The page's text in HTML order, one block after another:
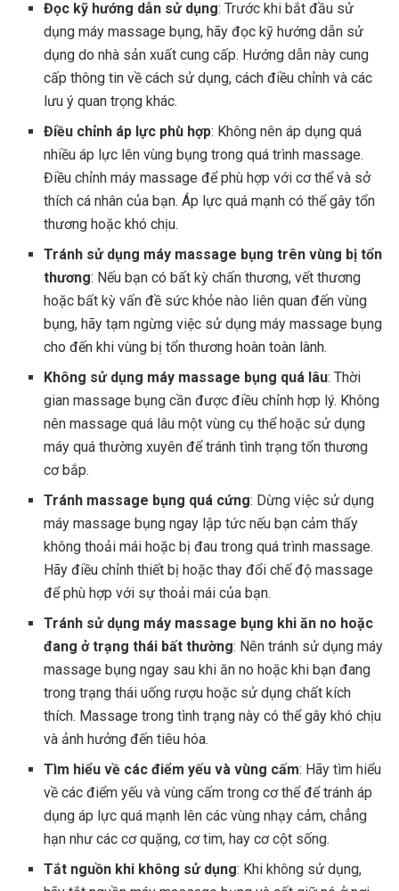
Đọc kỹ hướng dẫn sử dụng: Trước khi bắt đầu sử
dụng máy massage bụng, hãy đọc kỹ hướng dẫn sử
dụng do nhà sản xuất cung cấp. Hướng dẫn này cung
cấp thông tin về cách sử dụng, cách điều chỉnh và các
lưu ý quan trọng khác.
Điều chỉnh áp lực phù hợp: Không nên áp dụng quá
nhiều áp lực lên vùng bụng trong quá trình massage.
Điều chỉnh máy massage để phù hợp với cơ thể và sở
thích cá nhân của bạn. Áp lực quá mạnh có thể gây tổn
thương hoặc khó chịu.
Tránh sử dụng máy massage bụng trên vùng bị tổn
thương: Nếu bạn có bất kỳ chấn thương, vết thương
hoặc bất kỳ vấn đề sức khỏe nào liên quan đến vùng
bụng, hãy tạm ngừng việc sử dụng máy massage bụng
cho đến khi vùng bị tổn thương hoàn toàn lành.
Không sử dụng máy massage bụng quá lâu: Thời
gian massage bụng cần được điều chỉnh hợp lý. Không
nên massage quá lâu một vùng cụ thể hoặc sử dụng
máy quá thường xuyên để tránh tình trạng tổn thương
cơ bắp.
Tránh massage bụng quá cứng: Dừng việc sử dụng
máy massage bụng ngay lập tức nếu bạn cảm thấy
không thoải mái hoặc bị đau trong quá trình massage.
Hãy điều chỉnh thiết bị hoặc thay đổi chế độ massage
để phù hợp với sự thoải mái của bạn.
Tránh sử dụng máy massage bụng khi ăn no hoặc
đang ở trạng thái bất thường: Nên tránh sử dụng máy
massage bụng ngay sau khi ăn no hoặc khi bạn đang
trong trạng thái uống rượu hoặc sử dụng chất kích
thích. Massage trong tình trạng này có thể gây khó chịu
và ảnh hưởng đến tiêu hóa.
Tìm hiểu về các điểm yếu và vùng cấm: Hãy tìm hiểu
về các điểm yếu và vùng cấm trong cơ thể để tránh áp
dụng áp lực quá mạnh lên các vùng nhạy cảm, chẳng
hạn như các cơ quặng, cơ tim, hay cơ cột sống.
Tắt nguồn khi không sử dụng: Khi không sử dụng,